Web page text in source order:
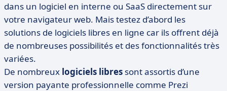
dans un logiciel en interne ou SaaS directement sur
votre navigateur web. Mais testez d’abord les
solutions de logiciels libres en ligne car ils offrent déjà
de nombreuses possibilités et des fonctionnalités très
variées.
De nombreux logiciels libres sont assortis d’une
version payante professionnelle comme Prezi